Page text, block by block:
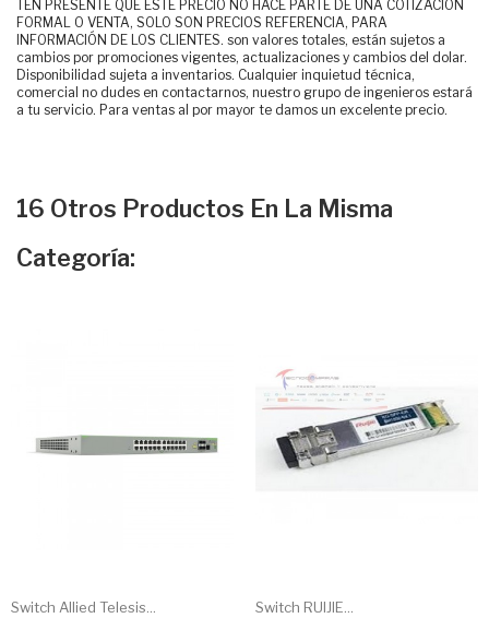
TEN PRESENTE QUE ESTE PRECIO NO HACE PARTE DE UNA COTIZACIÓN
FORMAL O VENTA, SOLO SON PRECIOS REFERENCIA, PARA
INFORMACIÓN DE LOS CLIENTES. son valores totales, están sujetos a
cambios por promociones vigentes, actualizaciones y cambios del dolar.
Disponibilidad sujeta a inventarios. Cualquier inquietud técnica,
comercial no dudes en contactarnos, nuestro grupo de ingenieros estará
a tu servicio. Para ventas al por mayor te damos un excelente precio.
16 Otros Productos En La Misma
Categoría:
Switch Allied Telesis...
Switch RUIJIE...